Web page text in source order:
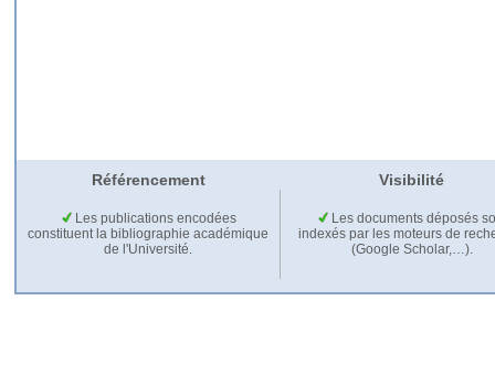
Référencement Visibilité
Les publications encodées
constituent la bibliographie académique
de l'Université.
Les documents déposés
indexés par les moteurs de
(Google Scholar,…).